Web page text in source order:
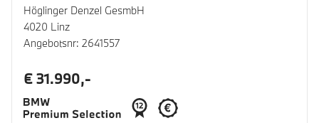
Höglinger Denzel GesmbH
4020 Linz
Angebotsnr: 2641557
€ 31.990,-